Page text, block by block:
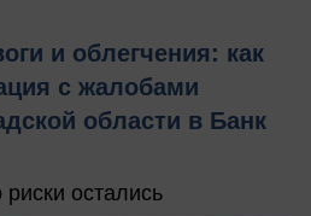
и облегчения: как
с жалобами
области в Банк
остались